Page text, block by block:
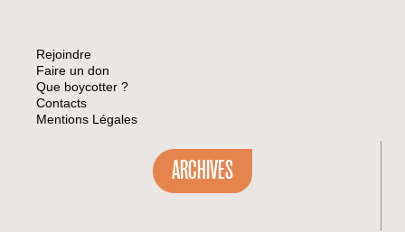
Rejoindre
Faire un don
Que boycotter ?
Contacts
Mentions Légales
ARCHIVES